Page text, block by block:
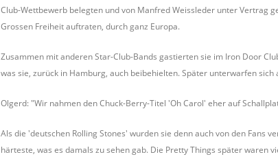
Club-Wettbewerb belegten und von Manfred Weissleder unter Vertrag
Grossen Freiheit auftraten, durch ganz Europa.
Zusammen mit anderen Star-Club-Bands gastierten sie im Iron Door
was sie, zurück in Hamburg, auch beibehielten. Später unterwarfen
Olgerd: "Wir nahmen den Chuck-Berry-Titel 'Oh Carol' eher auf
Als die 'deutschen Rolling Stones' wurden sie denn auch von den Fans
härteste, was es damals zu sehen gab. Die Pretty Things später waren